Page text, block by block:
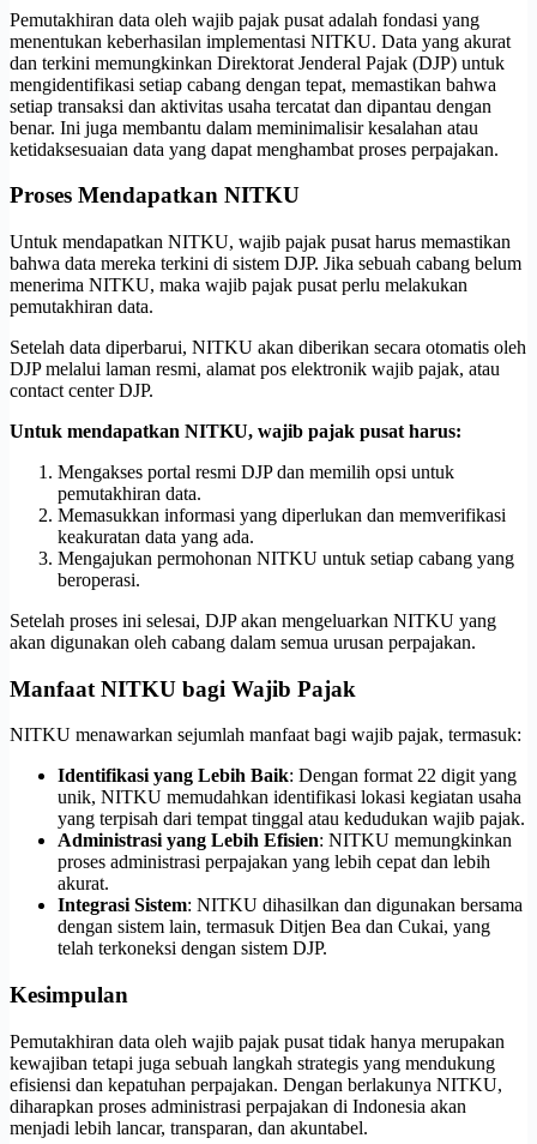
Pemutakhiran data oleh wajib pajak pusat adalah fondasi yang
menentukan keberhasilan implementasi NITKU. Data yang akurat
dan terkini memungkinkan Direktorat Jenderal Pajak (DJP) untuk
mengidentifikasi setiap cabang dengan tepat, memastikan bahwa
setiap transaksi dan aktivitas usaha tercatat dan dipantau dengan
benar. Ini juga membantu dalam meminimalisir kesalahan atau
ketidaksesuaian data yang dapat menghambat proses perpajakan.
Proses Mendapatkan NITKU
Untuk mendapatkan NITKU, wajib pajak pusat harus memastikan
bahwa data mereka terkini di sistem DJP. Jika sebuah cabang belum
menerima NITKU, maka wajib pajak pusat perlu melakukan
pemutakhiran data.
Setelah data diperbarui, NITKU akan diberikan secara otomatis oleh
DJP melalui laman resmi, alamat pos elektronik wajib pajak, atau
contact center DJP.
Untuk mendapatkan NITKU, wajib pajak pusat harus:
Mengakses portal resmi DJP dan memilih opsi untuk
pemutakhiran data.
Memasukkan informasi yang diperlukan dan memverifikasi
keakuratan data yang ada.
Mengajukan permohonan NITKU untuk setiap cabang yang
beroperasi.
Setelah proses ini selesai, DJP akan mengeluarkan NITKU yang
akan digunakan oleh cabang dalam semua urusan perpajakan.
Manfaat NITKU bagi Wajib Pajak
NITKU menawarkan sejumlah manfaat bagi wajib pajak, termasuk:
Identifikasi yang Lebih Baik: Dengan format 22 digit yang
unik, NITKU memudahkan identifikasi lokasi kegiatan usaha
yang terpisah dari tempat tinggal atau kedudukan wajib pajak.
Administrasi yang Lebih Efisien: NITKU memungkinkan
proses administrasi perpajakan yang lebih cepat dan lebih
akurat.
Integrasi Sistem: NITKU dihasilkan dan digunakan bersama
dengan sistem lain, termasuk Ditjen Bea dan Cukai, yang
telah terkoneksi dengan sistem DJP.
Kesimpulan
Pemutakhiran data oleh wajib pajak pusat tidak hanya merupakan
kewajiban tetapi juga sebuah langkah strategis yang mendukung
efisiensi dan kepatuhan perpajakan. Dengan berlakunya NITKU,
diharapkan proses administrasi perpajakan di Indonesia akan
menjadi lebih lancar, transparan, dan akuntabel.